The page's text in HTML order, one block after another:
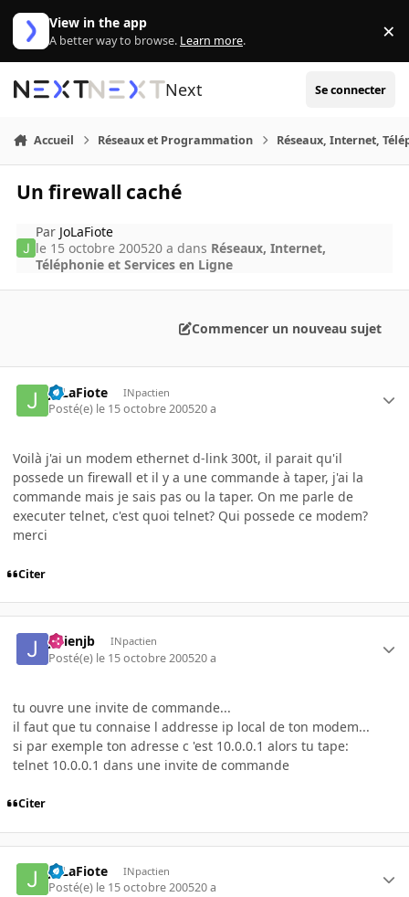
Aller au contenu
View in the app
A better way to browse. Learn more. ×
Next Se connecter
Accueil Réseaux et Programmation Réseaux, Internet,
Un firewall caché
Par JoLaFiote
le 15 octobre 200520 a dans Réseaux, Internet,
Téléphonie et Services en Ligne
Commencer un nouveau sujet
JoLaFiote INpactien
Posté(e) le 15 octobre 200520 a
Voilà j'ai un modem ethernet d-link 300t, il parait qu'il
possede un firewall et il y a une commande à taper, j'ai la
commande mais je sais pas ou la taper. On me parle de
executer telnet, c'est quoi telnet? Qui possede ce modem?
merci
Citer
julienjb INpactien
Posté(e) le 15 octobre 200520 a
tu ouvre une invite de commande...
il faut que tu connaise l addresse ip local de ton modem...
si par exemple ton adresse c 'est 10.0.0.1 alors tu tape:
telnet 10.0.0.1 dans une invite de commande
Citer
JoLaFiote INpactien
Posté(e) le 15 octobre 200520 a